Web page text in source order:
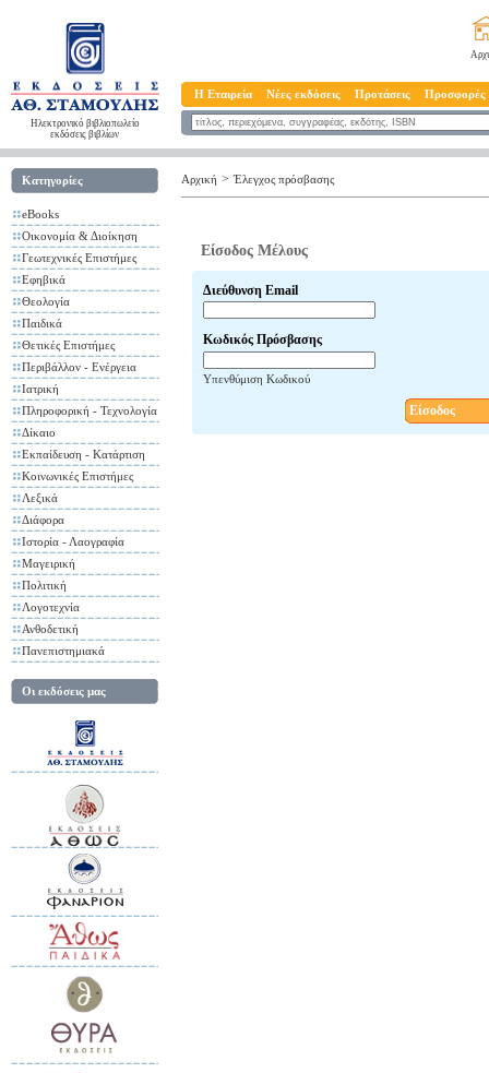
Ηλεκτρονικό βιβλιοπωλείο
εκδόσεις βιβλίων
Η Εταιρεία Νέες εκδόσεις Προτάσεις Προσφορές
Κατηγορίες
eBooks
Οικονομία & Διοίκηση
Γεωτεχνικές Επιστήμες
Εφηβικά
Θεολογία
Παιδικά
Θετικές Επιστήμες
Περιβάλλον - Ενέργεια
Ιατρική
Πληροφορική - Τεχνολογία
Δίκαιο
Εκπαίδευση - Κατάρτιση
Κοινωνικές Επιστήμες
Λεξικά
Διάφορα
Ιστορία - Λαογραφία
Μαγειρική
Πολιτική
Λογοτεχνία
Ανθοδετική
Πανεπιστημιακά
Οι εκδόσεις μας
Αρχική > Έλεγχος πρόσβασης
Είσοδος Μέλους
Διεύθυνση Email
Κωδικός Πρόσβασης
Υπενθύμιση Κωδικού
Είσοδος